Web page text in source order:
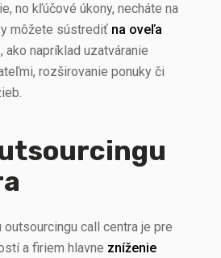
no kľúčové úkony, necháte na
môžete sústrediť na oveľa
, ako napríklad uzatváranie
rozširovanie ponuky či
outsourcingu call centra je pre
a firiem hlavne zníženie